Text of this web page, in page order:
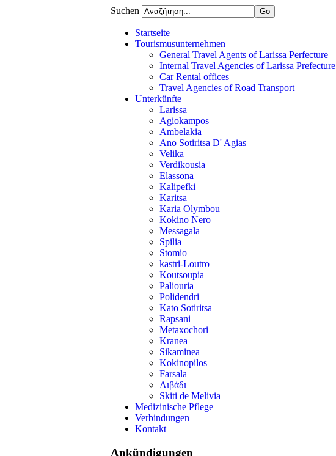
Suchen
Startseite
Tourismusunternehmen
General Travel Agents of Larissa Perfecture
Internal Travel Agencies of Larissa Prefecture
Car Rental offices
Travel Agencies of Road Transport
Unterkünfte
Larissa
Agiokampos
Ambelakia
Ano Sotiritsa D' Agias
Velika
Verdikousia
Elassona
Kalipefki
Karitsa
Karia Olymbou
Kokino Nero
Messagala
Spilia
Stomio
kastri-Loutro
Koutsoupia
Paliouria
Polidendri
Kato Sotiritsa
Rapsani
Metaxochori
Kranea
Sikaminea
Kokinopilos
Farsala
Λιβάδι
Skiti de Melivia
Medizinische Pflege
Verbindungen
Kontakt
Ankündigungen